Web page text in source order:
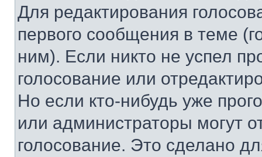
Для редактирования
первого сообщения в теме
ним). Если никто не успел
голосование или
Но если кто-нибудь уже
или администраторы могут
голосование. Это сделано